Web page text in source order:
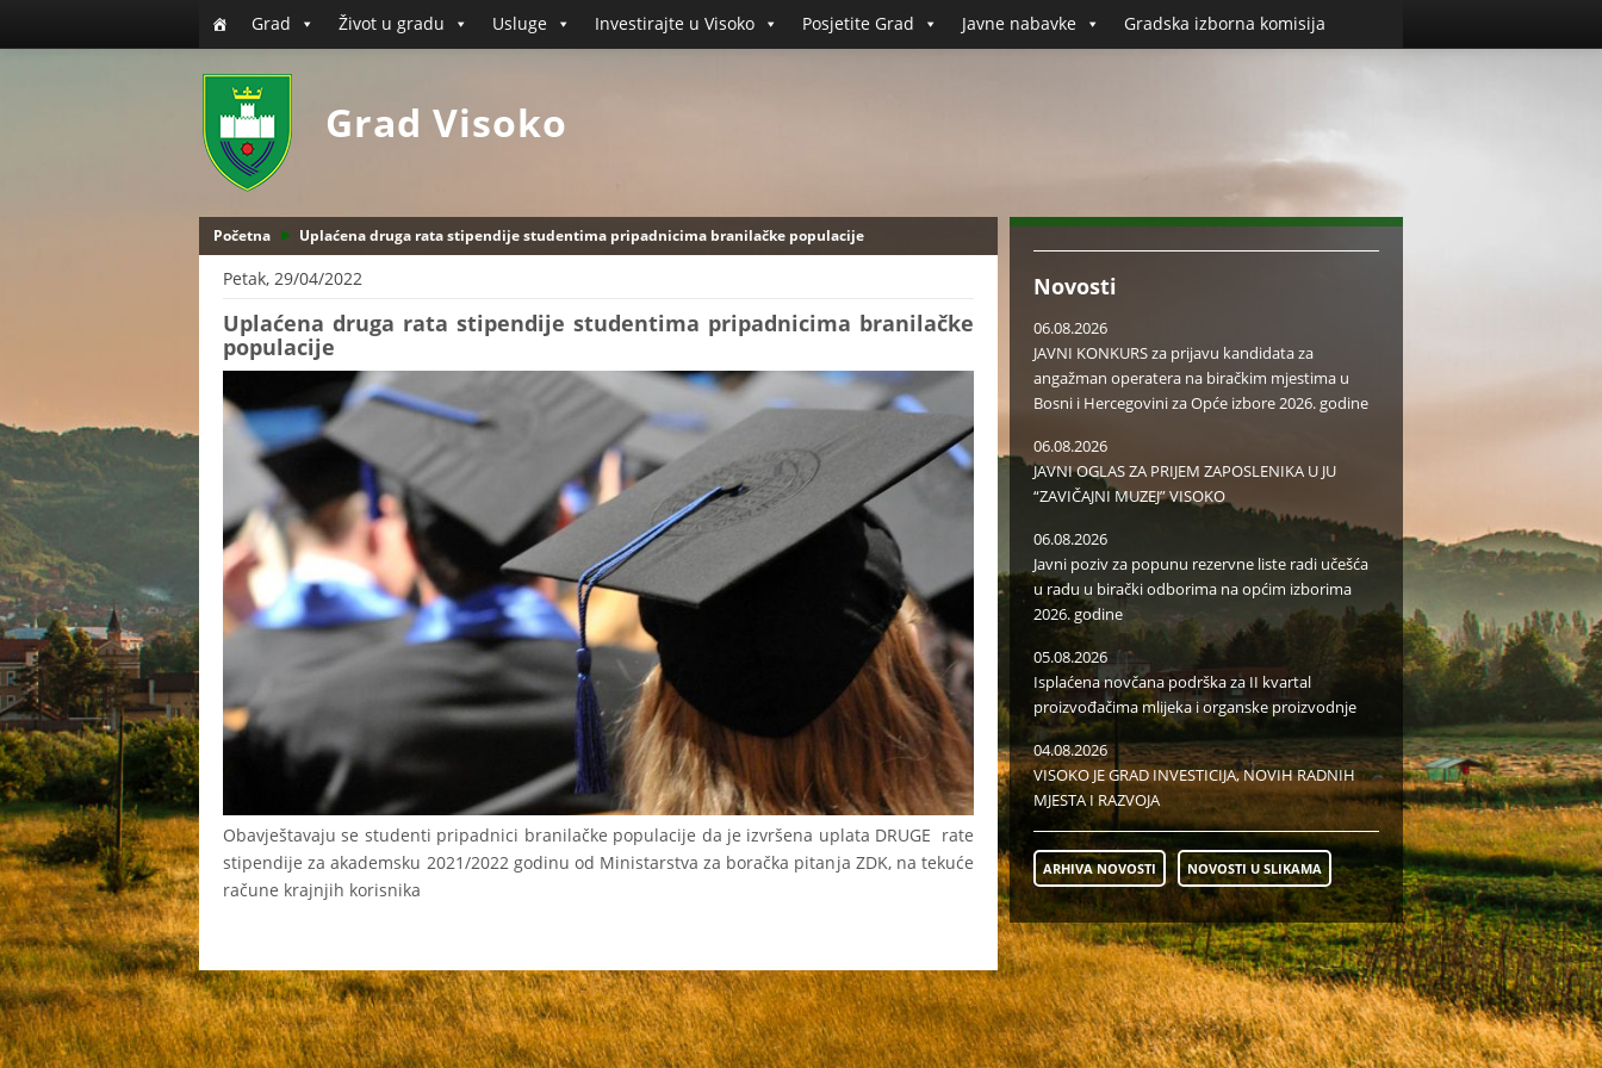
Grad Život u gradu Usluge Investirajte u Visoko Posjetite Grad Javne nabavke Gradska izborna komisija
Grad Visoko
Početna Uplaćena druga rata stipendije studentima pripadnicima branilačke populacije
Petak, 29/04/2022
Uplaćena druga rata stipendije studentima pripadnicima branilačke
populacije
Obavještavaju se studenti pripadnici branilačke populacije da je izvršena uplata DRUGE rate
stipendije za akademsku 2021/2022 godinu od Ministarstva za boračka pitanja ZDK, na tekuće
račune krajnjih korisnika
Novosti
06.08.2026
JAVNI KONKURS za prijavu kandidata za
angažman operatera na biračkim mjestima u
Bosni i Hercegovini za Opće izbore 2026. godine
06.08.2026
JAVNI OGLAS ZA PRIJEM ZAPOSLENIKA U JU
“ZAVIČAJNI MUZEJ” VISOKO
06.08.2026
Javni poziv za popunu rezervne liste radi učešća
u radu u birački odborima na općim izborima
2026. godine
05.08.2026
Isplaćena novčana podrška za II kvartal
proizvođačima mlijeka i organske proizvodnje
04.08.2026
VISOKO JE GRAD INVESTICIJA, NOVIH RADNIH
MJESTA I RAZVOJA
ARHIVA NOVOSTI NOVOSTI U SLIKAMA